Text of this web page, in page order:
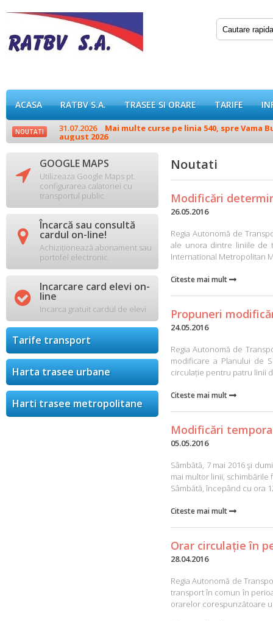
ACASA RATBV S.A. TRASEE SI ORARE TARIFE
NOUTATI 31.07.2026 Mai multe curse pe linia 540, spre Vama
august 2026
 GOOGLE MAPS
Utilizeaza Google Maps pt.
configurarea calatoriei cu
transportul public
 Încarcă sau consultă
cardul on-line!
Achiziționează abonament sau
portofel electronic.
 Incarcare card elevi on-
line
Incarca gratuit cardul de elevi
Tarife transport
Harta trasee urbane
Harti trasee metropolitane
Noutati
Modificări
26.05.2016
Regia Autonomă de
ale unora dintre liniile de
International Metropolitan
Citeste mai mult 
Propuneri
24.05.2016
Regia Autonomă de
modificare a Planului de
circulație pentru patru linii
Citeste mai mult 
Modificări
05.05.2016
Sâmbătă, 7 mai 2016 şi
mai multor linii, schimbările
Sâmbătă, începând cu ora
Citeste mai mult 
Orar circulație în
28.04.2016
Regia Autonomă de
transport în comun în
orarelor corespunzătoare